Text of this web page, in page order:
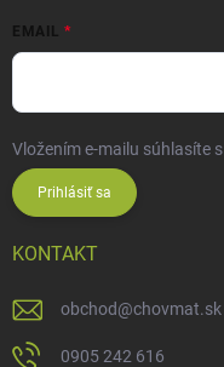
EMAIL
Vložením e-mailu súhlasíte s
Prihlásiť sa
KONTAKT
obchod@chovmat.sk
0905 242 616